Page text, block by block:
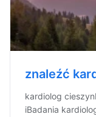
znaleźć
kardiolog
iBadania